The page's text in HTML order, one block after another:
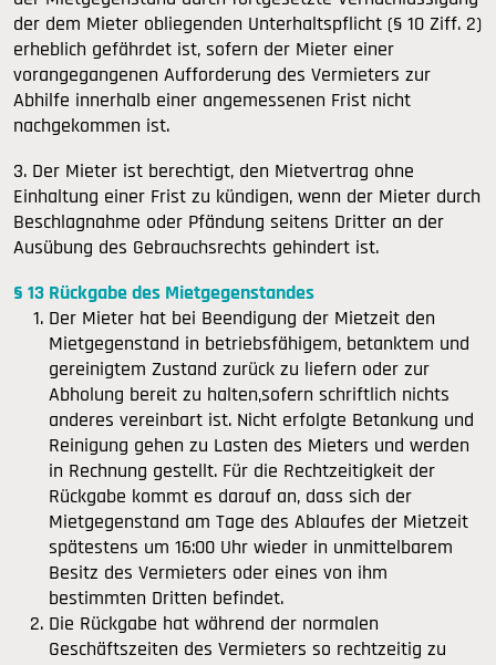
der dem Mieter obliegenden Unterhaltspflicht (§ 10 Ziff. 2)
erheblich gefährdet ist, sofern der Mieter einer
vorangegangenen Aufforderung des Vermieters zur
Abhilfe innerhalb einer angemessenen Frist nicht
nachgekommen ist.
3. Der Mieter ist berechtigt, den Mietvertrag ohne
Einhaltung einer Frist zu kündigen, wenn der Mieter durch
Beschlagnahme oder Pfändung seitens Dritter an der
Ausübung des Gebrauchsrechts gehindert ist.
§ 13 Rückgabe des Mietgegenstandes
Der Mieter hat bei Beendigung der Mietzeit den
Mietgegenstand in betriebsfähigem, betanktem und
gereinigtem Zustand zurück zu liefern oder zur
Abholung bereit zu halten,sofern schriftlich nichts
anderes vereinbart ist. Nicht erfolgte Betankung und
Reinigung gehen zu Lasten des Mieters und werden
in Rechnung gestellt. Für die Rechtzeitigkeit der
Rückgabe kommt es darauf an, dass sich der
Mietgegenstand am Tage des Ablaufes der Mietzeit
spätestens um 16:00 Uhr wieder in unmittelbarem
Besitz des Vermieters oder eines von ihm
bestimmten Dritten befindet.
Die Rückgabe hat während der normalen
Geschäftszeiten des Vermieters so rechtzeitig zu